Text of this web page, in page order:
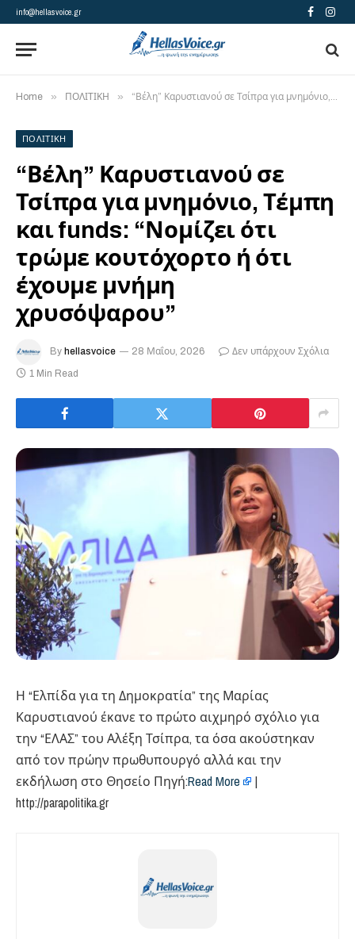
info@hellasvoice.gr Facebook
Home » ΠΟΛΙΤΙΚΗ » “Βέλη” Καρυστιανού σε Τσίπρα για μνημόνιο, Τέμπη και funds: “Νομίζει ότι τρώμε κουτόχορτο ή ότι έχουμε μνήμη χρυσόψαρου”
ΠΟΛΙΤΙΚΗ
“Βέλη” Καρυστιανού σε
Τσίπρα για μνημόνιο, Τέμπη
και funds: “Νομίζει ότι
τρώμε κουτόχορτο ή ότι
έχουμε μνήμη
χρυσόψαρου”
By hellasvoice 28 Μαΐου, 2026
Δεν υπάρχουν Σχόλια
1 Min Read
Η “Ελπίδα για τη Δημοκρατία” της Μαρίας
Καρυστιανού έκανε το πρώτο αιχμηρό σχόλιο για
την “ΕΛΑΣ” του Αλέξη Τσίπρα, τα όσα ακούστηκαν
από τον πρώην πρωθυπουργό αλλά και την
εκδήλωση στο Θησείο Πηγή:Read More
|
http://parapolitika.gr